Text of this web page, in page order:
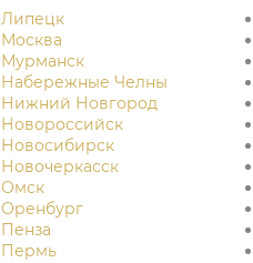
Липецк
Москва
Мурманск
Набережные Челны
Нижний Новгород
Новороссийск
Новосибирск
Новочеркасск
Омск
Оренбург
Пенза
Пермь